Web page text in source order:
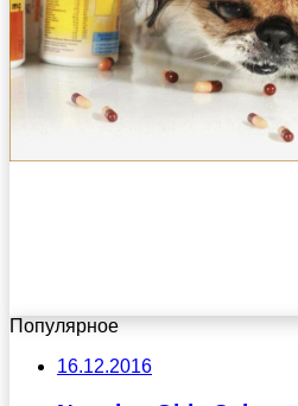
Популярное
16.12.2016